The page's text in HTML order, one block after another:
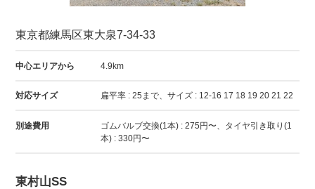
東京都練馬区東大泉7-34-33
中心エリアから 4.9km
対応サイズ 扁平率 : 25まで、サイズ : 12-16 17 18 19 20 21 22
別途費用
ゴムバルブ交換(1本) : 275円〜、タイヤ引き取り(1
本) : 330円〜
東村山SS